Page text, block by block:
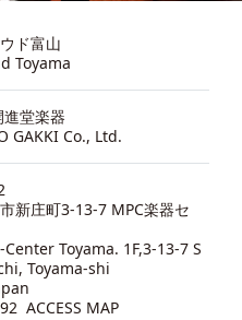
ド富山
Toyama
堂楽器
GAKKI Co., Ltd.
新庄町3-13-7 MPC楽器セ
Center Toyama. 1F,3-13-7 S
Toyama-shi
ACCESS MAP